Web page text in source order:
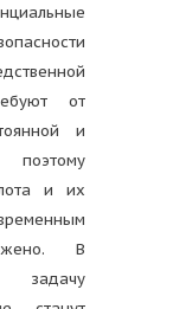
от
и
и их
В
задачу